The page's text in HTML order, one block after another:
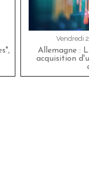
Vendredi
Allemagne :
acquisition